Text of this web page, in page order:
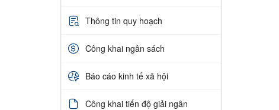
Thông tin quy hoạch
Công khai ngân sách
Báo cáo kinh tế xã hội
Công khai tiến độ giải ngân